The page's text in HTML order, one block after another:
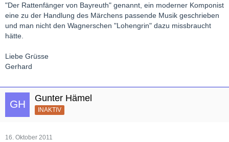
"Der Rattenfänger von Bayreuth" genannt, ein moderner Komponist
eine zu der Handlung des Märchens passende Musik geschrieben
und man nicht den Wagnerschen "Lohengrin" dazu missbraucht
hätte.
Liebe Grüsse
Gerhard
Gunter Hämel
INAKTIV
16. Oktober 2011